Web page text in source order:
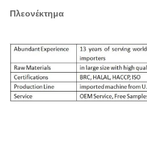
Πλεονέκτημα